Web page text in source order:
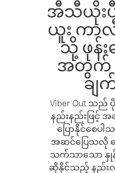
အီသီယိုးပီ
ယူး ကာလီ
သို့ ဖုန်း
အတွက်
ချ
Viber Out သ
နည်းနည်းဖြင့် အခ
ပြောနိုင်စေပ
အဆင်ပြေသလို ပ
သက်သာသော နှုန်း
ဆိုနိုင်သည့် နည်းလ